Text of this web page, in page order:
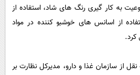
به کار گیری رنگ های شاد، استفاده از
از اسانس های خوشبو کننده در مواد
کرد.
از سازمان غذا و دارو، مدیرکل نظارت بر